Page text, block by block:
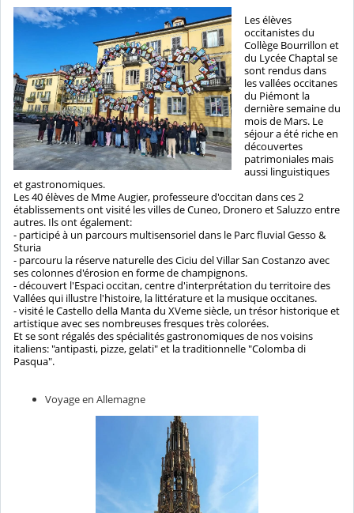
Les élèves
occitanistes du
Collège Bourrillon et
du Lycée Chaptal se
sont rendus dans
les vallées occitanes
du Piémont la
dernière semaine du
mois de Mars. Le
séjour a été riche en
découvertes
patrimoniales mais
aussi linguistiques
et gastronomiques.
Les 40 élèves de Mme Augier, professeure d'occitan dans ces 2
établissements ont visité les villes de Cuneo, Dronero et Saluzzo entre
autres. Ils ont également:
- participé à un parcours multisensoriel dans le Parc fluvial Gesso &
Sturia
- parcouru la réserve naturelle des Ciciu del Villar San Costanzo avec
ses colonnes d'érosion en forme de champignons.
- découvert l'Espaci occitan, centre d'interprétation du territoire des
Vallées qui illustre l'histoire, la littérature et la musique occitanes.
- visité le Castello della Manta du XVeme siècle, un trésor historique et
artistique avec ses nombreuses fresques très colorées.
Et se sont régalés des spécialités gastronomiques de nos voisins
italiens: "antipasti, pizze, gelati" et la traditionnelle "Colomba di
Pasqua".
Voyage en Allemagne